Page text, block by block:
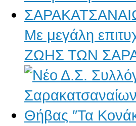
Με μεγάλη
ΖΩΗΣ ΤΩΝ